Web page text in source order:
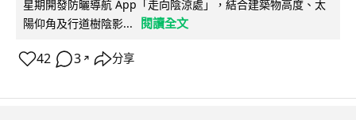
星期開發防曬導航 App「走向陰涼處」，結合建築物高度、太
陽仰角及行道樹陰影...
閱讀全文
42 3 ↗ 分享